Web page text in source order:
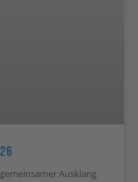
Ausklang